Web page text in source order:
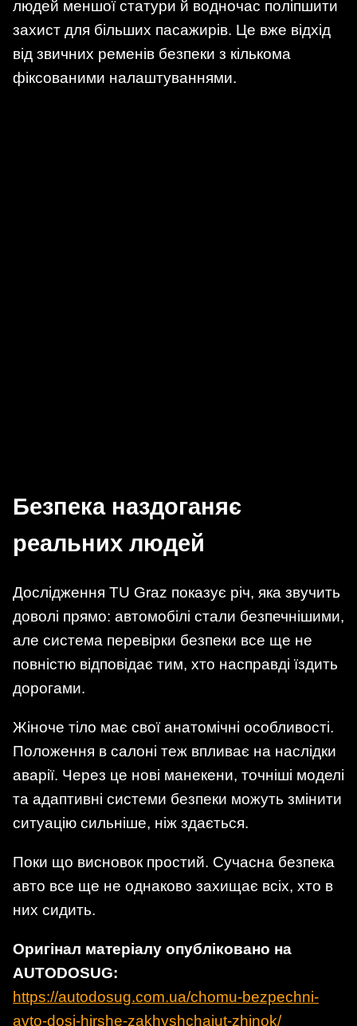
людей меншої статури й водночас поліпшити
захист для більших пасажирів. Це вже відхід
від звичних ременів безпеки з кількома
фіксованими налаштуваннями.
Безпека наздоганяє
реальних людей
Дослідження TU Graz показує річ, яка звучить
доволі прямо: автомобілі стали безпечнішими,
але система перевірки безпеки все ще не
повністю відповідає тим, хто насправді їздить
дорогами.
Жіноче тіло має свої анатомічні особливості.
Положення в салоні теж впливає на наслідки
аварії. Через це нові манекени, точніші моделі
та адаптивні системи безпеки можуть змінити
ситуацію сильніше, ніж здається.
Поки що висновок простий. Сучасна безпека
авто все ще не однаково захищає всіх, хто в
них сидить.
Оригінал матеріалу опубліковано на
AUTODOSUG:
https://autodosug.com.ua/chomu-bezpechni-
avto-dosi-hirshe-zakhyshchaiut-zhinok/